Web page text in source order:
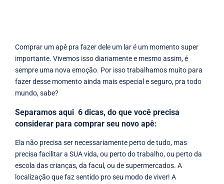
Comprar um apê pra fazer dele um lar é um momento super
importante. Vivemos isso diariamente e mesmo assim, é
sempre uma nova emoção. Por isso trabalhamos muito para
fazer desse momento ainda mais especial e seguro, pra todo
mundo, sabe?
Separamos aqui 6 dicas, do que você precisa
considerar para comprar seu novo apê:
Ela não precisa ser necessariamente perto de tudo, mas
precisa facilitar a SUA vida, ou perto do trabalho, ou perto da
escola das crianças, da facul, ou de supermercados. A
localização que faz sentido pro seu modo de viver! A